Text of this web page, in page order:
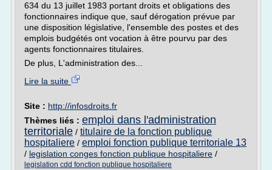
634 du 13 juillet 1983 portant droits et obligations des
fonctionnaires indique que, sauf dérogation prévue par
une disposition législative, l'ensemble des postes et des
emplois budgétés ont vocation à être pourvu par des
agents fonctionnaires titulaires.
De plus, L'administration des...
Lire la suite
Site : http://infosdroits.fr
Thèmes liés : emploi dans l'administration
territoriale / titulaire de la fonction publique
hospitaliere / emploi fonction publique territoriale 13
/ legislation conges fonction publique hospitaliere /
legislation cdd fonction publique hospitaliere